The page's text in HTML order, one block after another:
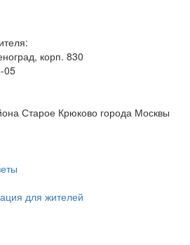
корп. 830
05
Старое Крюково города Москвы
для жителей